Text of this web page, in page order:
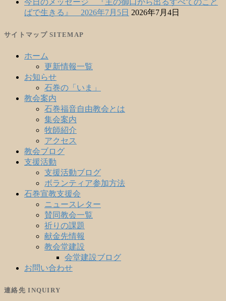
ばで生きる』 2026年7月5日 2026年7月4日
サイトマップ SITEMAP
ホーム
更新情報一覧
お知らせ
石巻の「いま」
教会案内
石巻福音自由教会とは
集会案内
牧師紹介
アクセス
教会ブログ
支援活動
支援活動ブログ
ボランティア参加方法
石巻宣教支援会
ニュースレター
賛同教会一覧
祈りの課題
献金先情報
教会堂建設
会堂建設ブログ
お問い合わせ
連絡先 INQUIRY